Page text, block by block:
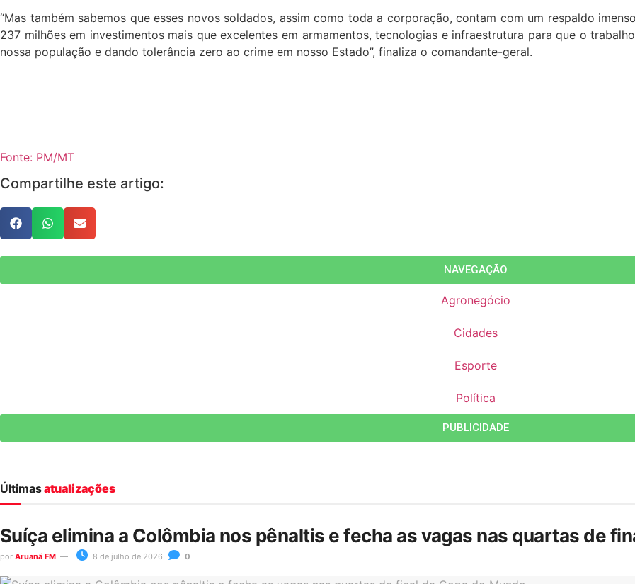
“Mas também sabemos que esses novos soldados, assim como toda a corporação, contam com um respaldo
237 milhões em investimentos mais que excelentes em armamentos, tecnologias e infraestrutura para que o
nossa população e dando tolerância zero ao crime em nosso Estado”, finaliza o comandante-geral.
Fonte: PM/MT
Compartilhe este artigo:
NAVEGAÇÃO
Agronegócio
Cidades
Esporte
Política
PUBLICIDADE
Últimasatualizações
Suíça elimina a Colômbia nos pênaltis e fecha as vagas nas quartas de
por Aruanã FM 8 de julho de 2026 0